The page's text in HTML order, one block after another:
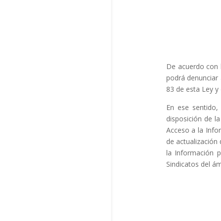
De acuerdo con
podrá
83 de esta Ley
En ese sentido,
disposición de
Acceso a la
de actualización
la Información
Sindicatos del